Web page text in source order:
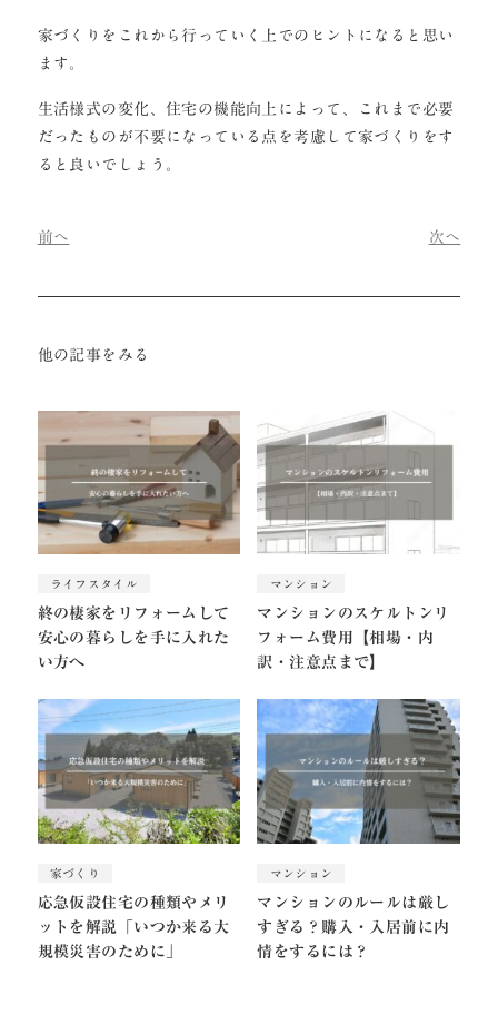
家づくりをこれから行っていく上でのヒントになると思い
ます。
生活様式の変化、住宅の機能向上によって、これまで必要
だったものが不要になっている点を考慮して家づくりをす
ると良いでしょう。
前へ 次へ
他の記事をみる
ライフスタイル
終の棲家をリフォームして
安心の暮らしを手に入れた
い方へ
マンション
マンションのスケルトンリ
フォーム費用【相場・内
訳・注意点まで】
家づくり
応急仮設住宅の種類やメリ
ットを解説「いつか来る大
規模災害のために」
マンション
マンションのルールは厳し
すぎる？購入・入居前に内
情をするには？